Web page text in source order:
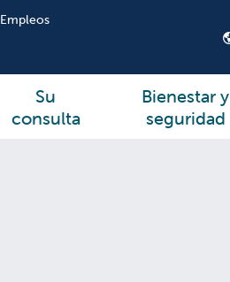
Empleos
Su
consulta
Bienestar y
seguridad